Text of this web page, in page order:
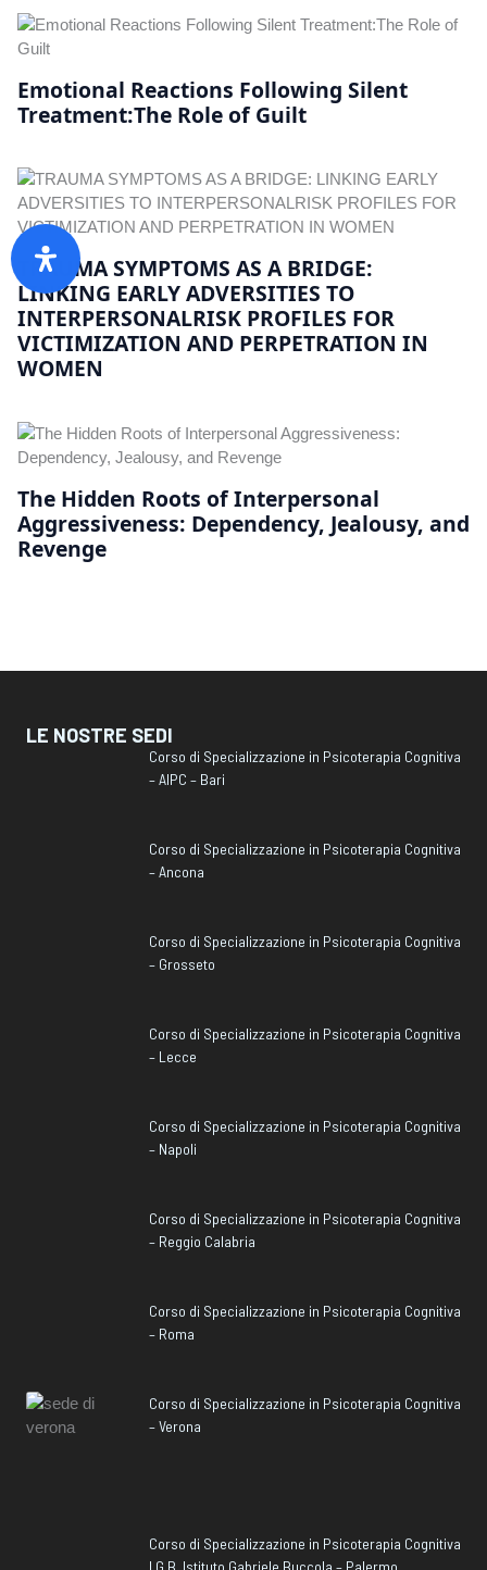
Emotional Reactions Following Silent
Treatment:The Role of Guilt
TRAUMA SYMPTOMS AS A BRIDGE:
LINKING EARLY ADVERSITIES TO
INTERPERSONALRISK PROFILES FOR
VICTIMIZATION AND PERPETRATION IN
WOMEN
The Hidden Roots of Interpersonal
Aggressiveness: Dependency, Jealousy, and
Revenge
LE NOSTRE SEDI
Corso di Specializzazione in Psicoterapia Cognitiva
– AIPC – Bari
Corso di Specializzazione in Psicoterapia Cognitiva
– Ancona
Corso di Specializzazione in Psicoterapia Cognitiva
– Grosseto
Corso di Specializzazione in Psicoterapia Cognitiva
– Lecce
Corso di Specializzazione in Psicoterapia Cognitiva
– Napoli
Corso di Specializzazione in Psicoterapia Cognitiva
– Reggio Calabria
Corso di Specializzazione in Psicoterapia Cognitiva
– Roma
Corso di Specializzazione in Psicoterapia Cognitiva
– Verona
Corso di Specializzazione in Psicoterapia Cognitiva
I.G.B. Istituto Gabriele Buccola – Palermo